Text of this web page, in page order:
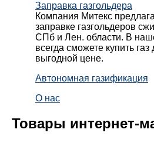
Заправка газгольдера
Компания Митекс
заправке газгольдеров
СПб и Лен. области. В
всегда сможете купить газ
выгодной цене.
Автономная газификация
О нас
Товары интернет-